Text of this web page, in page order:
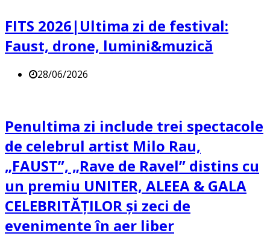
FITS 2026|Ultima zi de festival:
Faust, drone, lumini&muzică
28/06/2026
Penultima zi include trei spectacole
de celebrul artist Milo Rau,
„FAUST”, „Rave de Ravel” distins cu
un premiu UNITER, ALEEA & GALA
CELEBRITĂȚILOR și zeci de
evenimente în aer liber